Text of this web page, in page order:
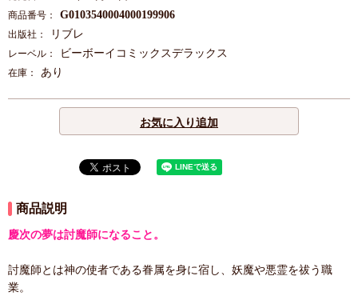
商品番号： G0103540004000199906
出版社： リブレ
レーベル： ビーボーイコミックスデラックス
在庫： あり
お気に入り追加
商品説明
慶次の夢は討魔師になること。
討魔師とは神の使者である眷属を身に宿し、妖魔や悪霊を祓う職
業。